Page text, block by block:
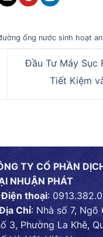
ống nước sinh hoạt
Đầu Tư Máy Sục
Tiết Kiệm
TY CỔ PHẦN
NHUẬN PHÁT
Điện thoại:
Chỉ: Nhà số 7, Ngõ
3, Phường La Khê,